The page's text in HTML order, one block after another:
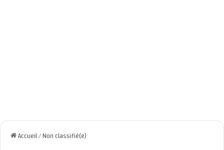
Accueil/Non classifié(e)